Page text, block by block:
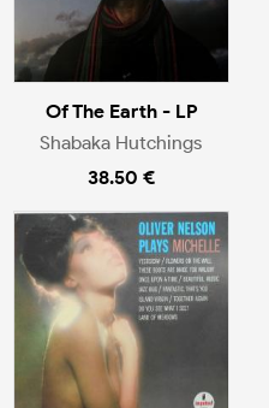
Of The Earth - LP
Shabaka Hutchings
38.50 €